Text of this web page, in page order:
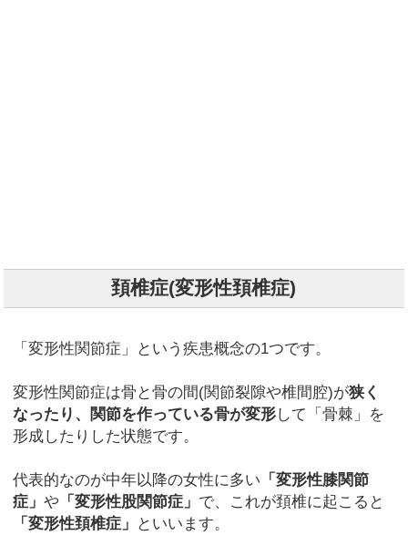
頚椎症(変形性頚椎症)
「変形性関節症」という疾患概念の1つです。
変形性関節症は骨と骨の間(関節裂隙や椎間腔)が狭く
なったり、関節を作っている骨が変形して「骨棘」を
形成したりした状態です。
代表的なのが中年以降の女性に多い 「変形性膝関節
症」や 「変形性股関節症」 で、これが頚椎に起こると
「変形性頚椎症」
といいます。